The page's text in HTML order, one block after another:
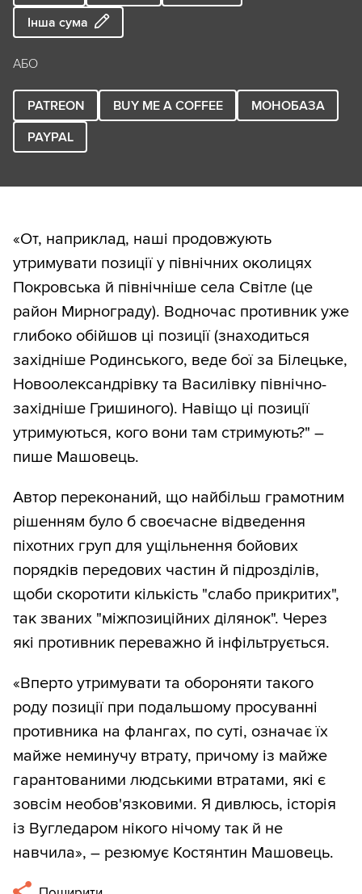
Інша сума
АБО
PATREON BUY ME A COFFEE
МОНОБАЗА
PAYPAL
«От, наприклад, наші продовжують
утримувати позиції у північних околицях
Покровська й північніше села Світле (це
район Мирнограду). Водночас противник уже
глибоко обійшов ці позиції (знаходиться
західніше Родинського, веде бої за Білецьке,
Новоолександрівку та Василівку північно-
західніше Гришиного). Навіщо ці позиції
утримуються, кого вони там стримують?" –
пише Машовець.
Автор переконаний, що найбільш грамотним
рішенням було б своєчасне відведення
піхотних груп для ущільнення бойових
порядків передових частин й підрозділів,
щоби скоротити кількість "слабо прикритих",
так званих "міжпозиційних ділянок". Через
які противник переважно й інфільтрується.
«Вперто утримувати та обороняти такого
роду позиції при подальшому просуванні
противника на флангах, по суті, означає їх
майже неминучу втрату, причому із майже
гарантованими людськими втратами, які є
зовсім необов'язковими. Я дивлюсь, історія
із Вугледаром нікого нічому так й не
навчила», – резюмує Костянтин Машовець.